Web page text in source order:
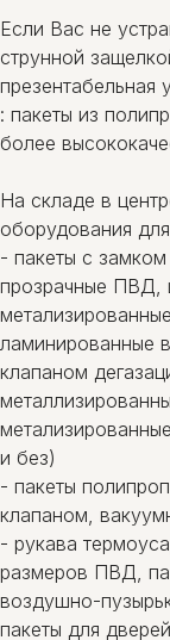
Если Вас не
струнной
презентабельная
: пакеты из
более
На складе в
оборудования
- пакеты c
прозрачные ПВД,
ламинированные
клапаном
и без)
- пакеты
клапаном,
- рукава
размеров ПВД,
воздушно-
пакеты для дверей